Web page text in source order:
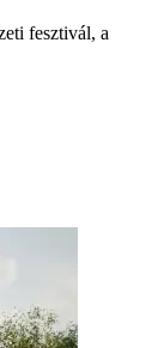
fesztivál, a